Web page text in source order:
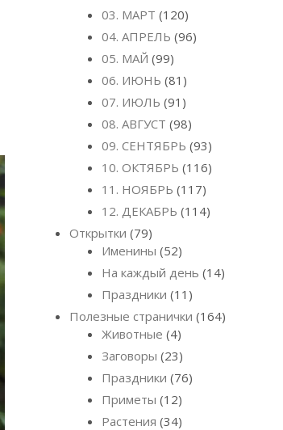
03. МАРТ (120)
04. АПРЕЛЬ (96)
05. МАЙ (99)
06. ИЮНЬ (81)
07. ИЮЛЬ (91)
08. АВГУСТ (98)
09. СЕНТЯБРЬ (93)
10. ОКТЯБРЬ (116)
11. НОЯБРЬ (117)
12. ДЕКАБРЬ (114)
Открытки (79)
Именины (52)
На каждый день (14)
Праздники (11)
Полезные странички (164)
Животные (4)
Заговоры (23)
Праздники (76)
Приметы (12)
Растения (34)